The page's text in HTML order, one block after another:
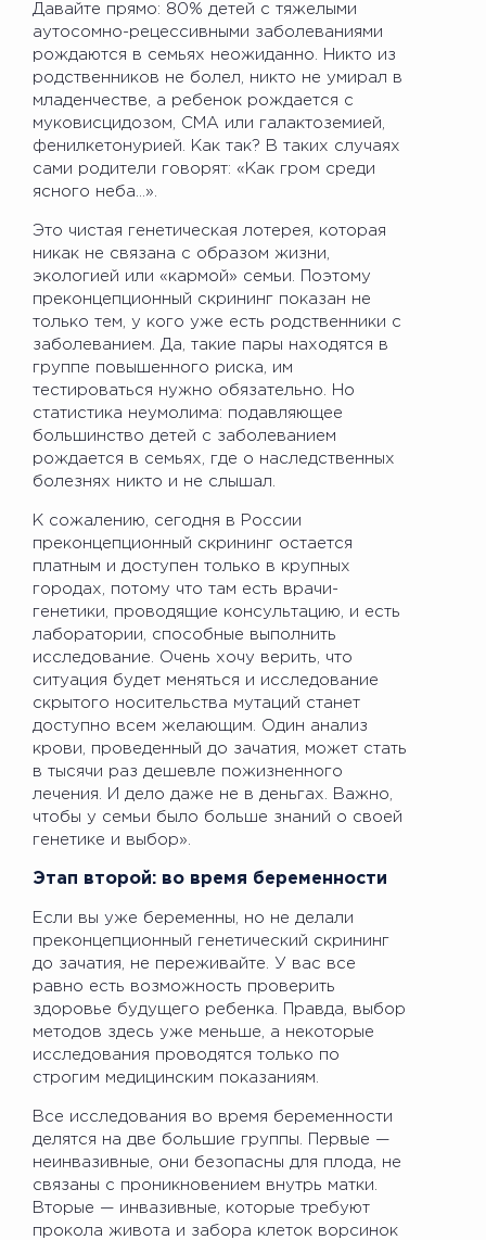
Давайте прямо: 80% детей с тяжелыми
аутосомно-рецессивными заболеваниями
рождаются в семьях неожиданно. Никто из
родственников не болел, никто не умирал в
младенчестве, а ребенок рождается с
муковисцидозом, СМА или галактоземией,
фенилкетонурией. Как так? В таких случаях
сами родители говорят: «Как гром среди
ясного неба…».
Это чистая генетическая лотерея, которая
никак не связана с образом жизни,
экологией или «кармой» семьи. Поэтому
преконцепционный скрининг показан не
только тем, у кого уже есть родственники с
заболеванием. Да, такие пары находятся в
группе повышенного риска, им
тестироваться нужно обязательно. Но
статистика неумолима: подавляющее
большинство детей с заболеванием
рождается в семьях, где о наследственных
болезнях никто и не слышал.
К сожалению, сегодня в России
преконцепционный скрининг остается
платным и доступен только в крупных
городах, потому что там есть врачи-
генетики, проводящие консультацию, и есть
лаборатории, способные выполнить
исследование. Очень хочу верить, что
ситуация будет меняться и исследование
скрытого носительства мутаций станет
доступно всем желающим. Один анализ
крови, проведенный до зачатия, может стать
в тысячи раз дешевле пожизненного
лечения. И дело даже не в деньгах. Важно,
чтобы у семьи было больше знаний о своей
генетике и выбор».
Этап второй: во время беременности
Если вы уже беременны, но не делали
преконцепционный генетический скрининг
до зачатия, не переживайте. У вас все
равно есть возможность проверить
здоровье будущего ребенка. Правда, выбор
методов здесь уже меньше, а некоторые
исследования проводятся только по
строгим медицинским показаниям.
Все исследования во время беременности
делятся на две большие группы. Первые —
неинвазивные, они безопасны для плода, не
связаны с проникновением внутрь матки.
Вторые — инвазивные, которые требуют
прокола живота и забора клеток ворсинок